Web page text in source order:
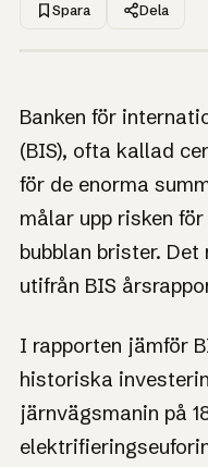
Spara Dela
bank
bubblan
med sig
Alla delade ett
genombrott som drog
avkastningen kunde
Banken för
(BIS), ofta kallad
för de enorma
målar upp risken
bubblan brister.
utifrån BIS
I rapporten jämför
historiska
järnvägsmanin på